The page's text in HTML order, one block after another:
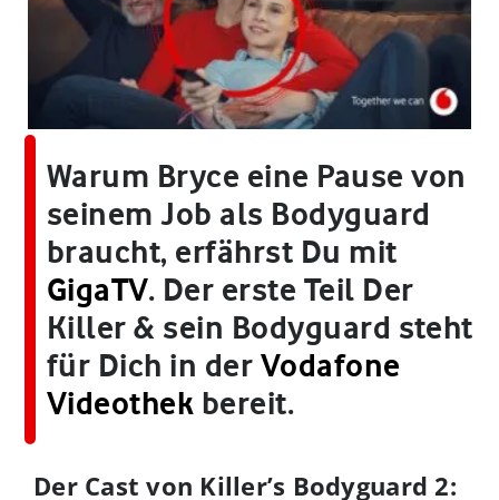
Warum Bryce eine Pause von
seinem Job als Bodyguard
braucht, erfährst Du mit
GigaTV. Der erste Teil Der
Killer & sein Bodyguard steht
für Dich in der Vodafone
Videothek bereit.
Der Cast von Killer’s Bodyguard 2: